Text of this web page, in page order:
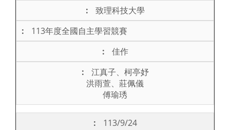
致理科技大學
113年度全國自主學習競賽
佳作
江真子、柯亭妤
洪雨萱、莊佩儀
傅瑜琇
113/9/24